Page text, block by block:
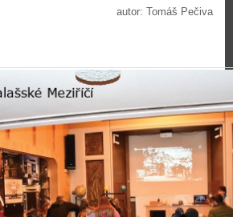
autor: Tomáš Pečiva